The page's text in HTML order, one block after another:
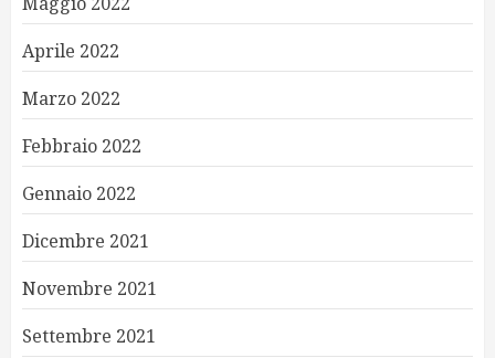
Aprile 2022
Marzo 2022
Febbraio 2022
Gennaio 2022
Dicembre 2021
Novembre 2021
Settembre 2021